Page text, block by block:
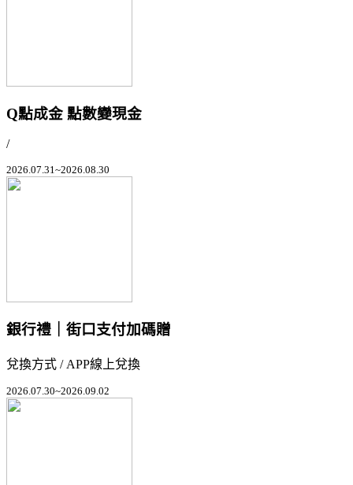
Q點成金 點數變現金
/
2026.07.31~2026.08.30
銀行禮｜街口支付加碼贈
兌換方式 / APP線上兌換
2026.07.30~2026.09.02